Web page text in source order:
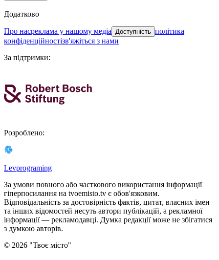
Додатково
про насреклама у нашому медіа Доступність політика
конфіденційностізв'яжіться з нами
За підтримки:
Розроблено:
Levprograming
За умови повного або часткового використання iнформацiї
гіперпосилання на tvoemisto.tv є обов'язковим.
Відповідальність за достовірність фактів, цитат, власних імен
та інших відомостей несуть автори публікацій, а рекламної
інформації — рекламодавці. Думка редакцiї може не збiгатися
з думкою авторiв.
© 2026 "Твоє місто"